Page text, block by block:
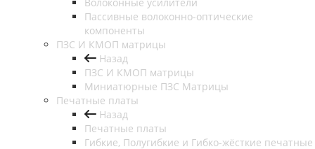
Пассивные волоконно-оптические
компоненты
ПЗС И КМОП матрицы
Назад
ПЗС И КМОП матрицы
Миниатюрные ПЗС Матрицы
Печатные платы
Назад
Печатные платы
Гибкие, Полугибкие и Гибко-жёсткие печатные